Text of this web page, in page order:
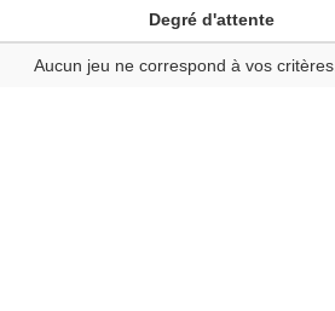
Degré d'attente
Aucun jeu ne correspond à vos critères.